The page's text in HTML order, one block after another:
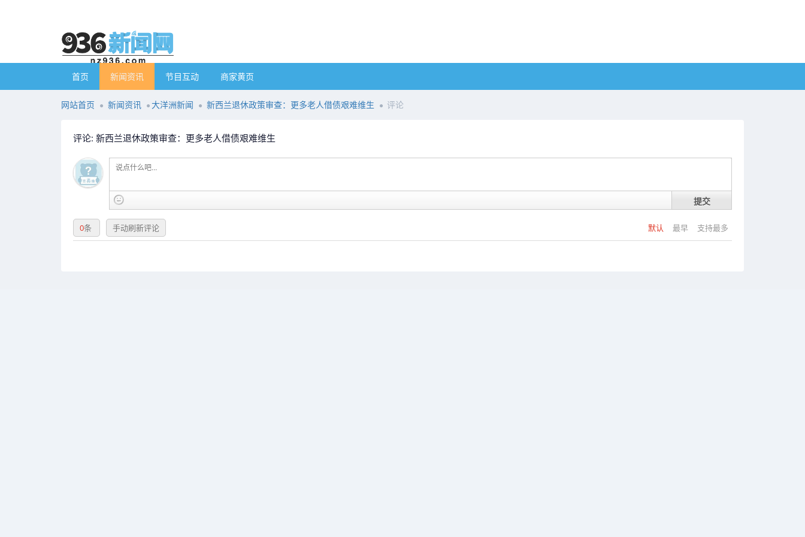
首页 新闻资讯 节目互动 商家黄页
网站首页 新闻资讯 大洋洲新闻 新西兰退休政策审查：更多老人借债艰难维生 评论
评论: 新西兰退休政策审查：更多老人借债艰难维生
提交
默认 最早 支持最多
0条 手动刷新评论